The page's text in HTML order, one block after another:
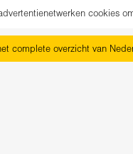
cookies
complete overzicht van